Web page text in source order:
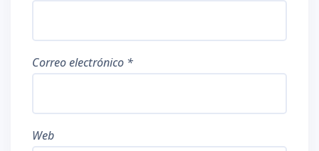
Correo electrónico *
Web